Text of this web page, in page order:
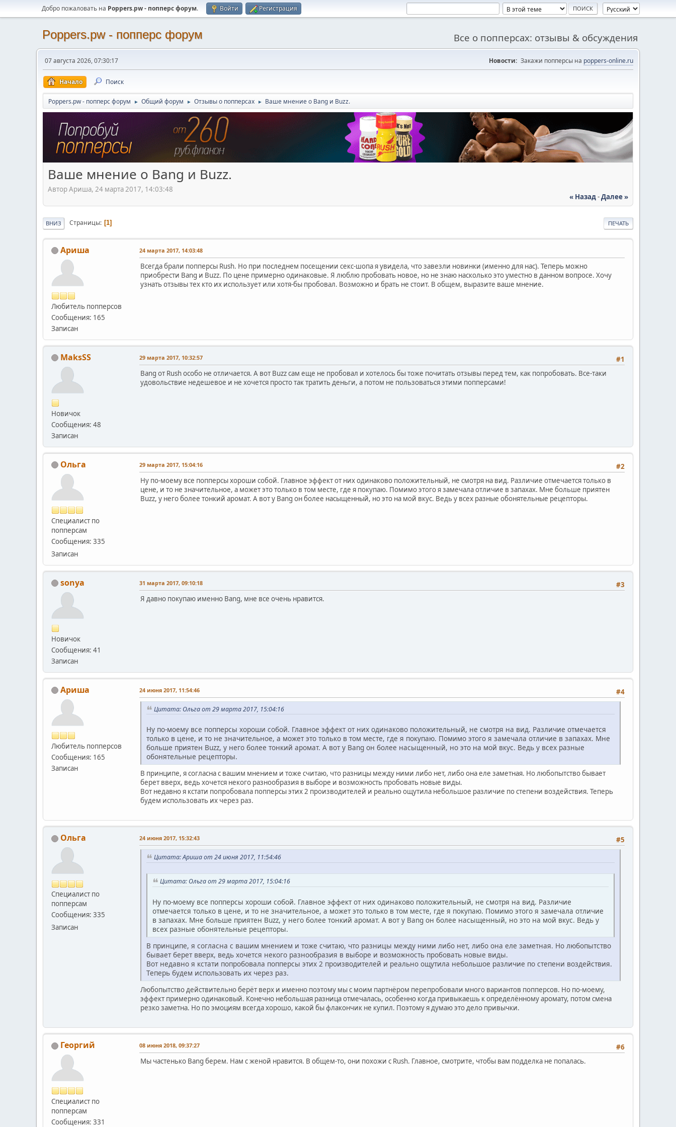
Добро пожаловать на Poppers.pw - попперс форум. Войти Регистрация
Poppers.pw - попперс форум Все о попперсах: отзывы & обсуждения
07 августа 2026, 07:30:17 Новости: Закажи попперсы на poppers-online.ru
Начало Поиск
Poppers.pw - попперс форум ► Общий форум ► Отзывы о попперсах ► Ваше мнение о Bang и Buzz.
Ваше мнение о Bang и Buzz.
Автор Ариша, 24 марта 2017, 14:03:48
« Назад-Далее »
ПЕЧАТЬ
ВНИЗ Страницы 1
Ариша
Любитель попперсов
Сообщения: 165
Записан
24 марта 2017, 14:03:48
Всегда брали попперсы Rush. Но при последнем посещении секс-шопа я увидела, что завезли новинки (именно для нас). Теперь можно
приобрести Bang и Buzz. По цене примерно одинаковые. Я люблю пробовать новое, но не знаю насколько это уместно в данном вопросе. Хочу
узнать отзывы тех кто их использует или хотя-бы пробовал. Возможно и брать не стоит. В общем, выразите ваше мнение.
MaksSS
Новичок
Сообщения: 48
Записан
#1
29 марта 2017, 10:32:57
Bang от Rush особо не отличается. А вот Buzz сам еще не пробовал и хотелось бы тоже почитать отзывы перед тем, как попробовать. Все-таки
удовольствие недешевое и не хочется просто так тратить деньги, а потом не пользоваться этими попперсами!
Ольга
Специалист по
попперсам
Сообщения: 335
Записан
#2
29 марта 2017, 15:04:16
Ну по-моему все попперсы хороши собой. Главное эффект от них одинаково положительный, не смотря на вид. Различие отмечается только в
цене, и то не значительное, а может это только в том месте, где я покупаю. Помимо этого я замечала отличие в запахах. Мне больше приятен
Buzz, у него более тонкий аромат. А вот у Bang он более насыщенный, но это на мой вкус. Ведь у всех разные обонятельные рецепторы.
sonya
Новичок
Сообщения: 41
Записан
#3
31 марта 2017, 09:10:18
Я давно покупаю именно Bang, мне все очень нравится.
Ариша
Любитель попперсов
Сообщения: 165
Записан
#4
24 июня 2017, 11:54:46
Цитата: Ольга от 29 марта 2017, 15:04:16
Ну по-моему все попперсы хороши собой. Главное эффект от них одинаково положительный, не смотря на вид. Различие отмечается
только в цене, и то не значительное, а может это только в том месте, где я покупаю. Помимо этого я замечала отличие в запахах. Мне
больше приятен Buzz, у него более тонкий аромат. А вот у Bang он более насыщенный, но это на мой вкус. Ведь у всех разные
обонятельные рецепторы.
В принципе, я согласна с вашим мнением и тоже считаю, что разницы между ними либо нет, либо она еле заметная. Но любопытство бывает
берет вверх, ведь хочется некого разнообразия в выборе и возможность пробовать новые виды.
Вот недавно я кстати попробовала попперсы этих 2 производителей и реально ощутила небольшое различие по степени воздействия. Теперь
будем использовать их через раз.
Ольга
Специалист по
попперсам
Сообщения: 335
Записан
#5
24 июня 2017, 15:32:43
Цитата: Ариша от 24 июня 2017, 11:54:46
Цитата: Ольга от 29 марта 2017, 15:04:16
Ну по-моему все попперсы хороши собой. Главное эффект от них одинаково положительный, не смотря на вид. Различие
отмечается только в цене, и то не значительное, а может это только в том месте, где я покупаю. Помимо этого я замечала отличие
в запахах. Мне больше приятен Buzz, у него более тонкий аромат. А вот у Bang он более насыщенный, но это на мой вкус. Ведь у
всех разные обонятельные рецепторы.
В принципе, я согласна с вашим мнением и тоже считаю, что разницы между ними либо нет, либо она еле заметная. Но любопытство
бывает берет вверх, ведь хочется некого разнообразия в выборе и возможность пробовать новые виды.
Вот недавно я кстати попробовала попперсы этих 2 производителей и реально ощутила небольшое различие по степени воздействия.
Теперь будем использовать их через раз.
Любопытство действительно берёт верх и именно поэтому мы с моим партнёром перепробовали много вариантов попперсов. Но по-моему,
эффект примерно одинаковый. Конечно небольшая разница отмечалась, особенно когда привыкаешь к определённому аромату, потом смена
резко заметна. Но по эмоциям всегда хорошо, какой бы флакончик не купил. Поэтому я думаю это дело привычки.
Георгий
Специалист по
попперсам
Сообщения: 331
#6
08 июня 2018, 09:37:27
Мы частенько Bang берем. Нам с женой нравится. В общем-то, они похожи с Rush. Главное, смотрите, чтобы вам подделка не попалась.